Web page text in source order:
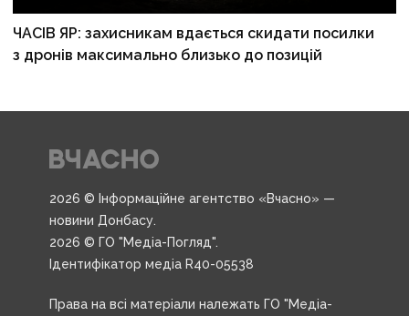
ЧАСІВ ЯР: захисникам вдається скидати посилки
з дронів максимально близько до позицій
2026 © Інформаційне агентство «Вчасно» —
новини Донбасу.
2026 © ГО "Медіа-Погляд".
Ідентифікатор медіа R40-05538
Права на всі матеріали належать ГО "Медіа-